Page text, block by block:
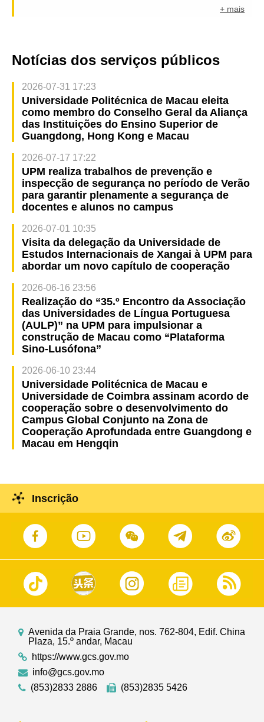
+ mais
Notícias dos serviços públicos
2026-07-31 17:23
Universidade Politécnica de Macau eleita
como membro do Conselho Geral da Aliança
das Instituições do Ensino Superior de
Guangdong, Hong Kong e Macau
2026-07-17 17:22
UPM realiza trabalhos de prevenção e
inspecção de segurança no período de Verão
para garantir plenamente a segurança de
docentes e alunos no campus
2026-07-01 10:35
Visita da delegação da Universidade de
Estudos Internacionais de Xangai à UPM para
abordar um novo capítulo de cooperação
2026-06-16 23:56
Realização do “35.º Encontro da Associação
das Universidades de Língua Portuguesa
(AULP)” na UPM para impulsionar a
construção de Macau como “Plataforma
Sino-Lusófona”
2026-06-10 23:44
Universidade Politécnica de Macau e
Universidade de Coimbra assinam acordo de
cooperação sobre o desenvolvimento do
Campus Global Conjunto na Zona de
Cooperação Aprofundada entre Guangdong e
Macau em Hengqin
Inscrição
Avenida da Praia Grande, nos. 762-804, Edif. China
Plaza, 15.º andar, Macau
https://www.gcs.gov.mo
info@gcs.gov.mo
(853)2833 2886
(853)2835 5426